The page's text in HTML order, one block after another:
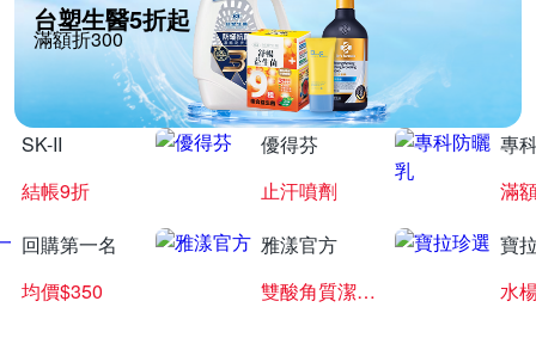
台塑生醫5折起
滿額折300
SK-II
結帳9折
優得芬
止汗噴劑
專
滿
回購第一名
均價$350
雅漾官方
雙酸角質潔膚露
寶
水